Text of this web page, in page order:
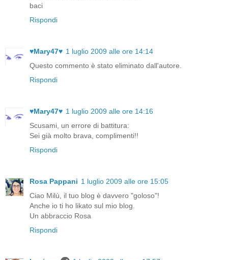
baci
Rispondi
♥Mary47♥ 1 luglio 2009 alle ore 14:14
Questo commento è stato eliminato dall'autore.
Rispondi
♥Mary47♥ 1 luglio 2009 alle ore 14:16
Scusami, un errore di battitura:
Sei già molto brava, complimenti!!
Rispondi
Rosa Pappani 1 luglio 2009 alle ore 15:05
Ciao Milù, il tuo blog è davvero "goloso"!
Anche io ti ho likato sul mio blog.
Un abbraccio Rosa
Rispondi